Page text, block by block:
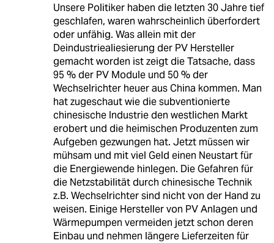
Unsere Politiker haben die letzten 30 Jahre tief
geschlafen, waren wahrscheinlich überfordert
oder unfähig. Was allein mit der
Deindustriealiesierung der PV Hersteller
gemacht worden ist zeigt die Tatsache, dass
95 % der PV Module und 50 % der
Wechselrichter heuer aus China kommen. Man
hat zugeschaut wie die subventionierte
chinesische Industrie den westlichen Markt
erobert und die heimischen Produzenten zum
Aufgeben gezwungen hat. Jetzt müssen wir
mühsam und mit viel Geld einen Neustart für
die Energiewende hinlegen. Die Gefahren für
die Netzstabilität durch chinesische Technik
z.B. Wechselrichter sind nicht von der Hand zu
weisen. Einige Hersteller von PV Anlagen und
Wärmepumpen vermeiden jetzt schon deren
Einbau und nehmen längere Lieferzeiten für